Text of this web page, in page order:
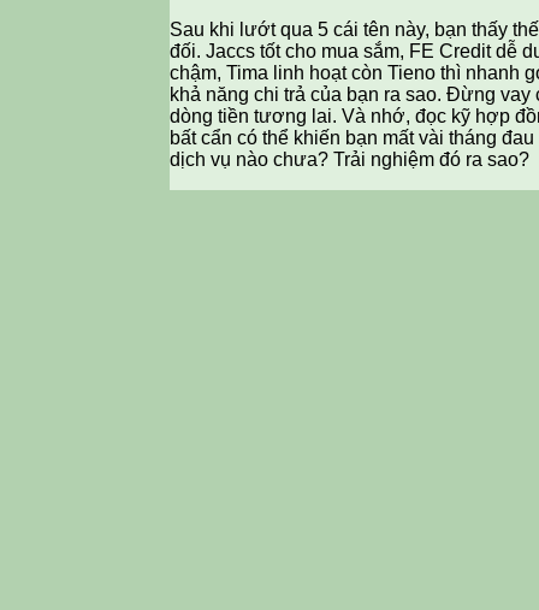
Sau khi lướt qua 5 cái tên này, bạn thấy
đối. Jaccs tốt cho mua sắm, FE Credit dễ
chậm, Tima linh hoạt còn Tieno thì nhanh
khả năng chi trả của bạn ra sao. Đừng
dòng tiền tương lai. Và nhớ, đọc kỹ hợp
bất cẩn có thể khiến bạn mất vài tháng
dịch vụ nào chưa? Trải nghiệm đó ra sao?